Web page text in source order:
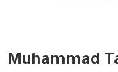
Muhammad